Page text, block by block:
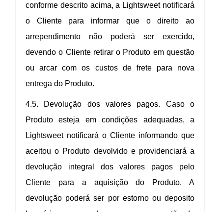
conforme descrito acima, a Lightsweet notificará
o Cliente para informar que o direito ao
arrependimento não poderá ser exercido,
devendo o Cliente retirar o Produto em questão
ou arcar com os custos de frete para nova
entrega do Produto.
4.5. Devolução dos valores pagos. Caso o
Produto esteja em condições adequadas, a
Lightsweet notificará o Cliente informando que
aceitou o Produto devolvido e providenciará a
devolução integral dos valores pagos pelo
Cliente para a aquisição do Produto. A
devolução poderá ser por estorno ou deposito